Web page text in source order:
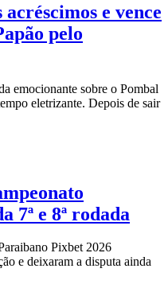
e vence
pelo
emocionante sobre o Pombal
eletrizante. Depois de sair
7ª e 8ª rodada
Pixbet 2026
e deixaram a disputa ainda